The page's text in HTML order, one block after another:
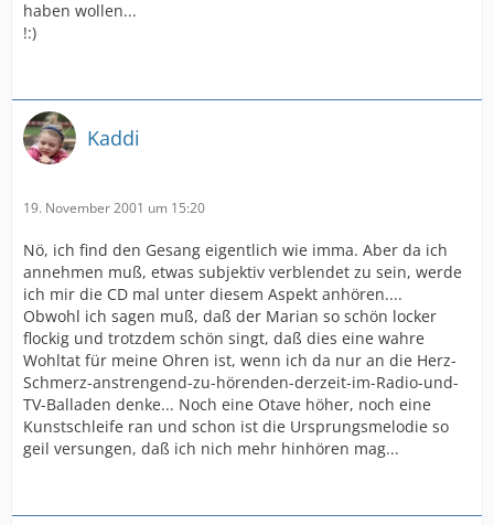
haben wollen...
!:)
Kaddi
19. November 2001 um 15:20
Nö, ich find den Gesang eigentlich wie imma. Aber da ich
annehmen muß, etwas subjektiv verblendet zu sein, werde
ich mir die CD mal unter diesem Aspekt anhören....
Obwohl ich sagen muß, daß der Marian so schön locker
flockig und trotzdem schön singt, daß dies eine wahre
Wohltat für meine Ohren ist, wenn ich da nur an die Herz-
Schmerz-anstrengend-zu-hörenden-derzeit-im-Radio-und-
TV-Balladen denke... Noch eine Otave höher, noch eine
Kunstschleife ran und schon ist die Ursprungsmelodie so
geil versungen, daß ich nich mehr hinhören mag...